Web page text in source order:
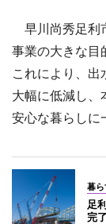
早川尚秀足利
事業の大きな目
これにより、
大幅に低減し、
安心な暮らしに
暮ら
足
完了